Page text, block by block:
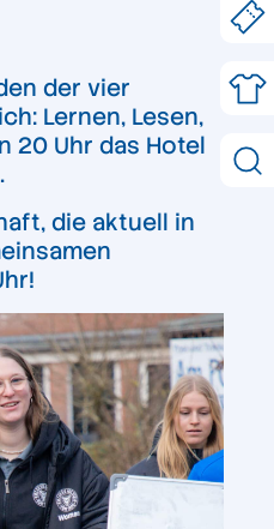
der vier
Lernen, Lesen,
20 Uhr das Hotel
die aktuell in